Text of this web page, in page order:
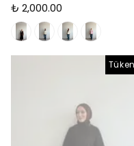
₺ 2,000.00